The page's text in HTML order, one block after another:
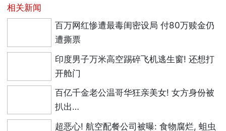
相关新闻
百万网红惨遭最毒闺密设局 付80万赎金仍
遭撕票
印度男子万米高空踢碎飞机逃生窗! 还想打
开舱门
百亿千金老公温哥华狂亲美女! 女方身份被
扒出…
超恶心! 航空配餐公司被曝: 食物腐烂, 蛆虫